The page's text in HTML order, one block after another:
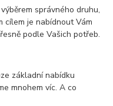
správného druhu,
cílem je nabídnout Vám
podle Vašich potřeb.
základní nabídku
mnohem víc. A co